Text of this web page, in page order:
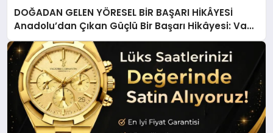
DOĞADAN GELEN YÖRESEL BİR BAŞARI HİKÂYESİ
Anadolu’dan Çıkan Güçlü Bir Başarı Hikâyesi: Van
Gölü Yöresel Işkın Kökü Sirkesi